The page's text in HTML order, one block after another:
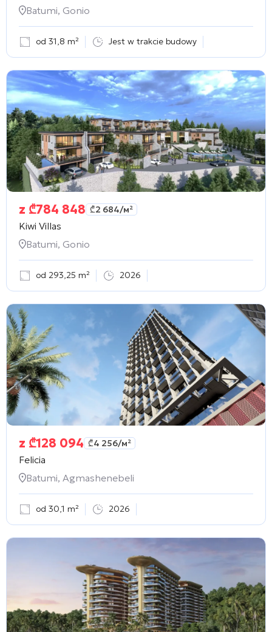
Batumi, Gonio
od 31,8 m² Jest w trakcie budowy
z ₾784 848 ₾2 684/м²
Kiwi Villas
Batumi, Gonio
od 293,25 m² 2026
z ₾128 094 ₾4 256/м²
Felicia
Batumi, Agmashenebeli
od 30,1 m² 2026